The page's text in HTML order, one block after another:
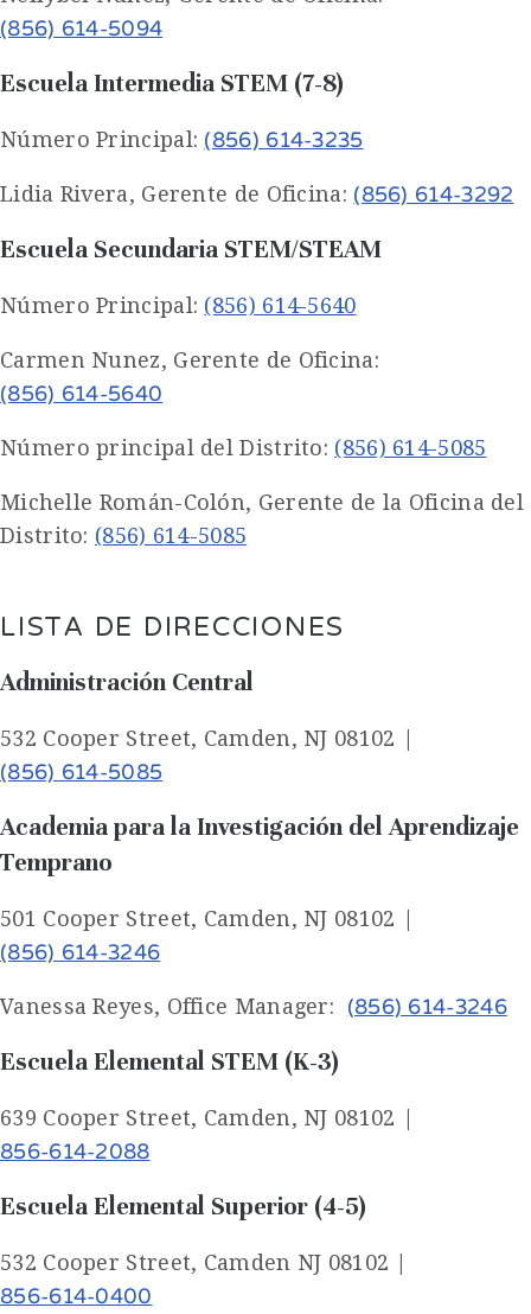
(856) 614-5094
Escuela Intermedia STEM (7-8)
Número Principal: (856) 614-3235
Lidia Rivera, Gerente de Oficina: (856) 614-3292
Escuela Secundaria STEM/STEAM
Número Principal: (856) 614-5640
Carmen Nunez, Gerente de Oficina:
(856) 614-5640
Número principal del Distrito: (856) 614-5085
Michelle Román-Colón, Gerente de la Oficina del
Distrito: (856) 614-5085
LISTA DE DIRECCIONES
Administración Central
532 Cooper Street, Camden, NJ 08102 |
(856) 614-5085
Academia para la Investigación del Aprendizaje
Temprano
501 Cooper Street, Camden, NJ 08102 |
(856) 614-3246
Vanessa Reyes, Office Manager: (856) 614-3246
Escuela Elemental STEM (K-3)
639 Cooper Street, Camden, NJ 08102 |
856-614-2088
Escuela Elemental Superior (4-5)
532 Cooper Street, Camden NJ 08102 |
856-614-0400